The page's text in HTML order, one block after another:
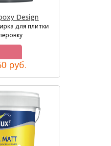
Design
для плитки
руб.